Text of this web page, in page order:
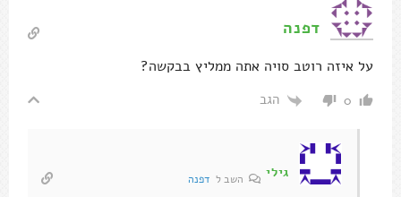
דפנה
על איזה רוטב סויה אתה ממליץ בבקשה?
0 הגב
גילי השב ל דפנה